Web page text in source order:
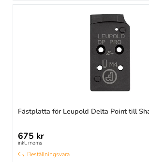
Fästplatta för Leupold Delta Point till
675 kr
inkl. moms
Beställningsvara